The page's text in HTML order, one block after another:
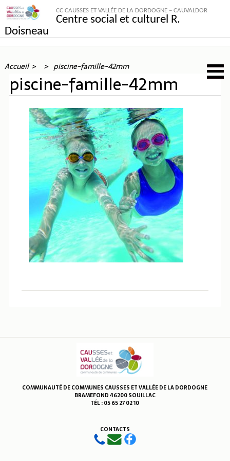
CC CAUSSES ET VALLÉE DE LA DORDOGNE – CAUVALDOR
Centre social et culturel R.
Doisneau
Accueil piscine-famille-42mm
piscine-famille-42mm
COMMUNAUTÉ DE COMMUNES CAUSSES ET VALLÉE DE LA DORDOGNE
BRAMEFOND 46200 SOUILLAC
TÉL : 05 65 27 02 10
CONTACTS